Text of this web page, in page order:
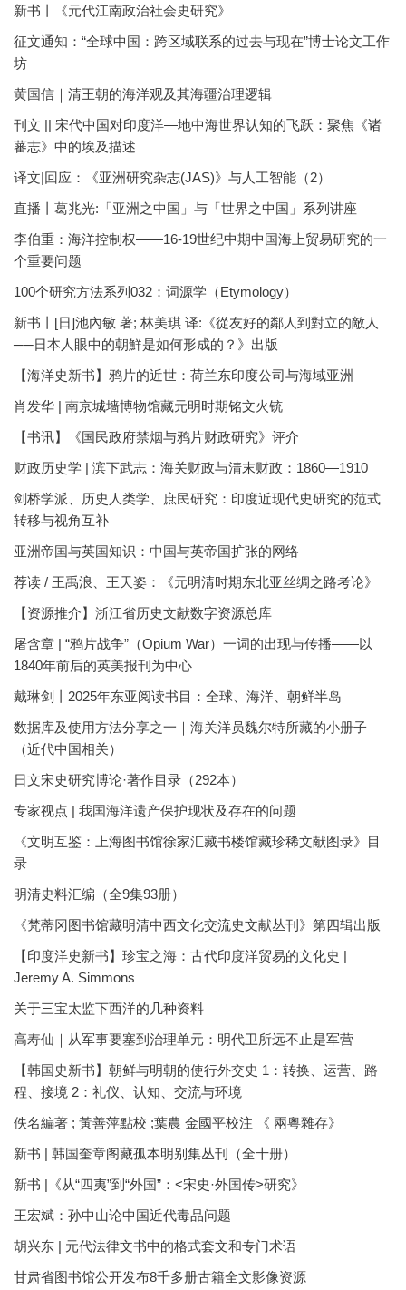
新书丨《元代江南政治社会史研究》
征文通知：“全球中国：跨区域联系的过去与现在”博士论文工作
坊
黄国信｜清王朝的海洋观及其海疆治理逻辑
刊文 || 宋代中国对印度洋—地中海世界认知的飞跃：聚焦《诸
蕃志》中的埃及描述
译文|回应：《亚洲研究杂志(JAS)》与人工智能（2）
直播丨葛兆光:「亚洲之中国」与「世界之中国」系列讲座
李伯重：海洋控制权——16-19世纪中期中国海上贸易研究的一
个重要问题
100个研究方法系列032：词源学（Etymology）
新书丨[日]池內敏 著; 林美琪 译:《從友好的鄰人到對立的敵人
──日本人眼中的朝鮮是如何形成的？》出版
【海洋史新书】鸦片的近世：荷兰东印度公司与海域亚洲
肖发华 | 南京城墙博物馆藏元明时期铭文火铳
【书讯】《国民政府禁烟与鸦片财政研究》评介
财政历史学 | 滨下武志：海关财政与清末财政：1860—1910
剑桥学派、历史人类学、庶民研究：印度近现代史研究的范式
转移与视角互补
亚洲帝国与英国知识：中国与英帝国扩张的网络
荐读 / 王禹浪、王天姿：《元明清时期东北亚丝绸之路考论》
【资源推介】浙江省历史文献数字资源总库
屠含章 | “鸦片战争”（Opium War）一词的出现与传播——以
1840年前后的英美报刊为中心
戴琳剑丨2025年东亚阅读书目：全球、海洋、朝鲜半岛
数据库及使用方法分享之一｜海关洋员魏尔特所藏的小册子
（近代中国相关）
日文宋史研究博论·著作目录（292本）
专家视点 | 我国海洋遗产保护现状及存在的问题
《文明互鉴：上海图书馆徐家汇藏书楼馆藏珍稀文献图录》目
录
明清史料汇编（全9集93册）
《梵蒂冈图书馆藏明清中西文化交流史文献丛刊》第四辑出版
【印度洋史新书】珍宝之海：古代印度洋贸易的文化史 |
Jeremy A. Simmons
关于三宝太监下西洋的几种资料
高寿仙｜从军事要塞到治理单元：明代卫所远不止是军营
【韩国史新书】朝鲜与明朝的使行外交史 1：转换、运营、路
程、接境 2：礼仪、认知、交流与环境
佚名編著 ; 黃善萍點校 ;葉農 金國平校注 《 兩粵雜存》
新书 | 韩国奎章阁藏孤本明别集丛刊（全十册）
新书 |《从“四夷”到“外国”：<宋史·外国传>研究》
王宏斌：孙中山论中国近代毒品问题
胡兴东 | 元代法律文书中的格式套文和专门术语
甘肃省图书馆公开发布8千多册古籍全文影像资源